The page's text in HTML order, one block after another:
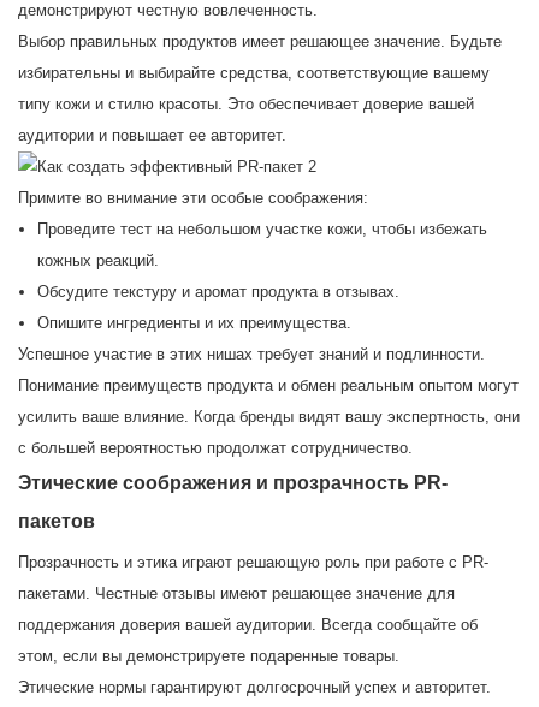
демонстрируют честную вовлеченность.
Выбор правильных продуктов имеет решающее значение. Будьте
избирательны и выбирайте средства, соответствующие вашему
типу кожи и стилю красоты. Это обеспечивает доверие вашей
аудитории и повышает ее авторитет.
Примите во внимание эти особые соображения:
Проведите тест на небольшом участке кожи, чтобы избежать
кожных реакций.
Обсудите текстуру и аромат продукта в отзывах.
Опишите ингредиенты и их преимущества.
Успешное участие в этих нишах требует знаний и подлинности.
Понимание преимуществ продукта и обмен реальным опытом могут
усилить ваше влияние. Когда бренды видят вашу экспертность, они
с большей вероятностью продолжат сотрудничество.
Этические соображения и прозрачность PR-
пакетов
Прозрачность и этика играют решающую роль при работе с PR-
пакетами. Честные отзывы имеют решающее значение для
поддержания доверия вашей аудитории. Всегда сообщайте об
этом, если вы демонстрируете подаренные товары.
Этические нормы гарантируют долгосрочный успех и авторитет.